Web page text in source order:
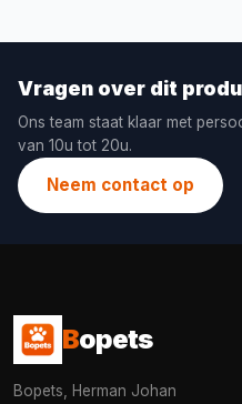
Vragen over dit
Ons team staat klaar met
van 10u tot 20u.
Neem contact op
Bopets
Bopets, Herman Johan